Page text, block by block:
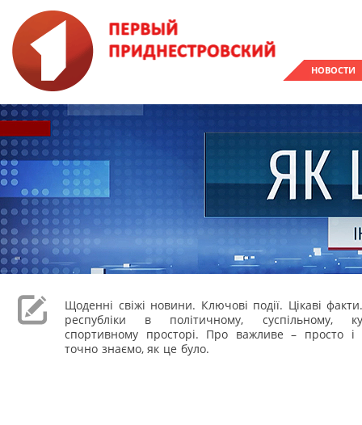
НОВОСТИ
Щоденні свіжі новини. Ключові події. Цікаві
республіки в політичному, суспільному,
спортивному просторі. Про важливе – просто і
точно знаємо, як це було.